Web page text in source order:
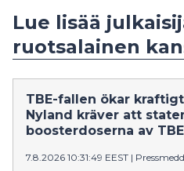
Lue lisää
ruotsalainen
TBE-fallen ökar
Nyland kräver att
boosterdoserna av
7.8.2026 10:31:49 EEST |